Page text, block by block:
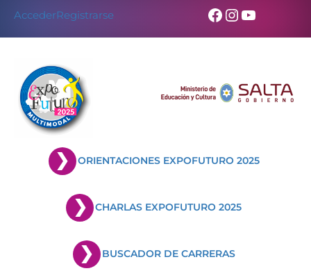
content
AccederRegistrarse Facebook
Instagram
YouTube
ORIENTACIONES EXPOFUTURO 2025
CHARLAS EXPOFUTURO 2025
BUSCADOR DE CARRERAS